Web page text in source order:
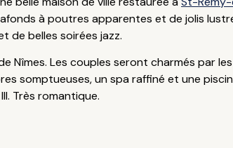
à poutres apparentes et de jolis
de belles soirées jazz.
Nîmes. Les couples seront charmés par
somptueuses, un spa raffiné et une
Très romantique.